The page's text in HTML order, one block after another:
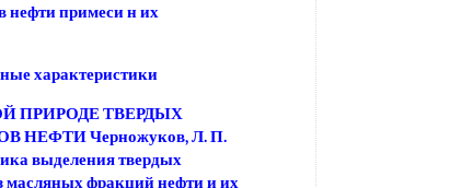
нефти примеси н их
характеристики
ПРИРОДЕ ТВЕРДЫХ
НЕФТИ Черножуков, Л. П.
выделения твердых
масляных фракций нефти и их